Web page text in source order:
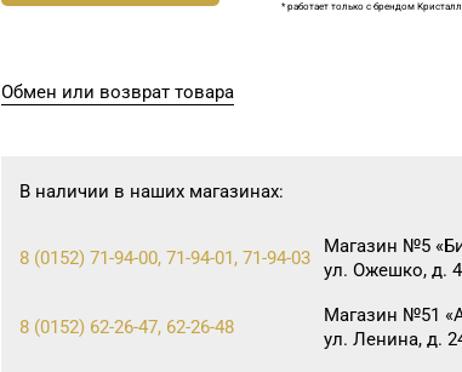
* работает только с брендом Кристалл
Обмен или возврат товара
В наличии в наших магазинах:
8 (0152) 71-94-00, 71-94-01, 71-94-03
Магазин №5
ул. Ожешко, д.
8 (0152) 62-26-47, 62-26-48
Магазин №51
ул. Ленина, д.